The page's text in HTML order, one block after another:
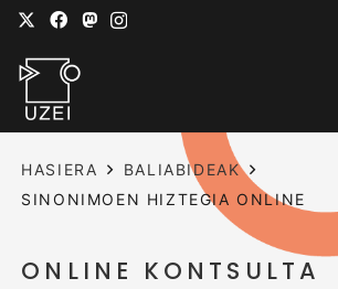
HASIERA
BALIABIDEAK
SINONIMOEN HIZTEGIA ONLINE
ONLINE KONTSULTA